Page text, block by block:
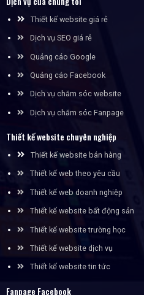
Thiết kế website giá rẻ
Dịch vụ SEO giá rẻ
Quảng cáo Google
Quảng cáo Facebook
Dịch vụ chăm sóc website
Dịch vụ chăm sóc Fanpage
Thiết kế website chuyên nghiệp
Thiết kế website bán hàng
Thiết kế web theo yêu cầu
Thiết kế web doanh nghiệp
Thiết kế website bất động sản
Thiết kế website trường học
Thiết kế website dịch vụ
Thiết kế website tin tức
Fanpage Facebook